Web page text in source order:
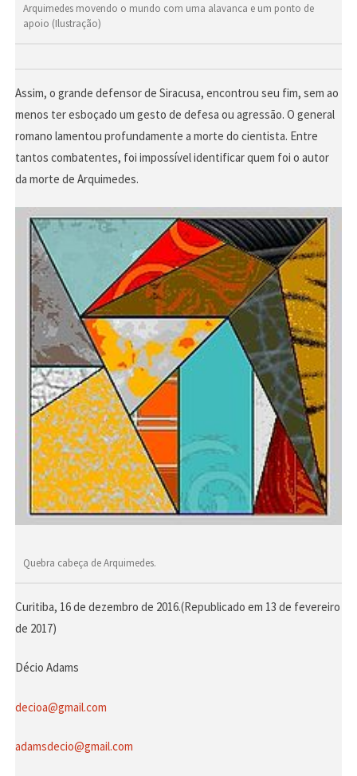
Arquimedes movendo o mundo com uma alavanca e um ponto de
apoio (Ilustração)
Assim, o grande defensor de Siracusa, encontrou seu fim, sem ao
menos ter esboçado um gesto de defesa ou agressão. O general
romano lamentou profundamente a morte do cientista. Entre
tantos combatentes, foi impossível identificar quem foi o autor
da morte de Arquimedes.
Quebra cabeça de Arquimedes.
Curitiba, 16 de dezembro de 2016.(Republicado em 13 de fevereiro
de 2017)
Décio Adams
decioa@gmail.com
adamsdecio@gmail.com